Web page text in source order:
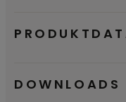
DOWNLOADS